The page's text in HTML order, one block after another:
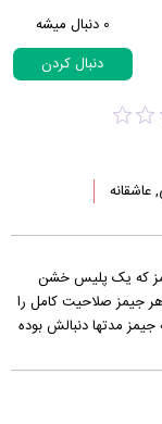
0 دنبال میشه
دنبال کردن
در کنار جیمز که یک پلیس خشن
جیمز صلاحیت کامل را
که جیمز مدتها دنبالش بوده